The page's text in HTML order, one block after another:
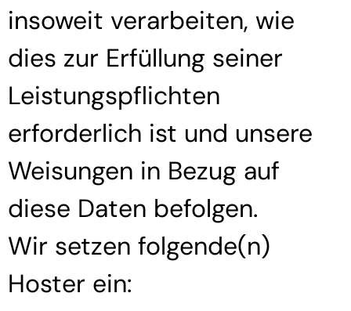
insoweit verarbeiten, wie
dies zur Erfüllung seiner
Leistungspflichten
erforderlich ist und unsere
Weisungen in Bezug auf
diese Daten befolgen.
Wir setzen folgende(n)
Hoster ein: